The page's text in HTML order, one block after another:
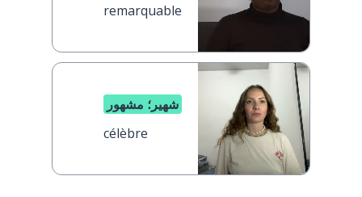
remarquable
شهير؛ مشهور
célèbre